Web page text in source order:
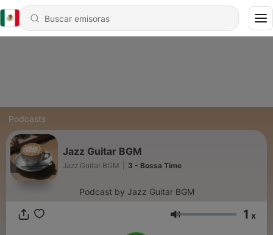
Podcasts
Jazz Guitar BGM
Jazz Guitar BGM 3 - Bossa Time
Podcast by Jazz Guitar BGM
Volumen 1 x